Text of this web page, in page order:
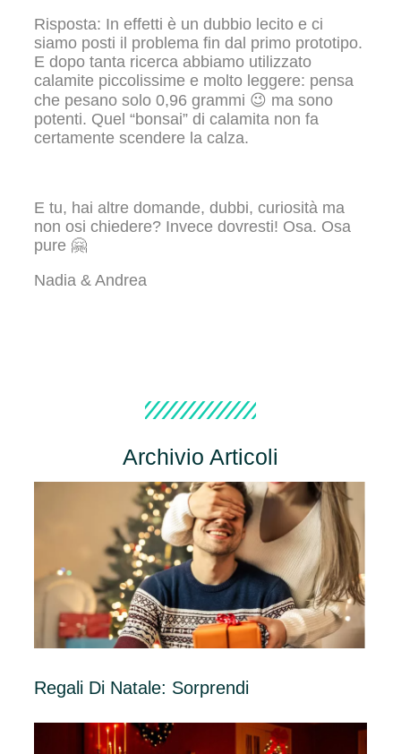
Risposta: In effetti è un dubbio lecito e ci
siamo posti il problema fin dal primo prototipo.
E dopo tanta ricerca abbiamo utilizzato
calamite piccolissime e molto leggere: pensa
che pesano solo 0,96 grammi 😉 ma sono
potenti. Quel “bonsai” di calamita non fa
certamente scendere la calza.
E tu, hai altre domande, dubbi, curiosità ma
non osi chiedere? Invece dovresti! Osa. Osa
pure 🤗
Nadia & Andrea
Archivio Articoli
Regali Di Natale: Sorprendi